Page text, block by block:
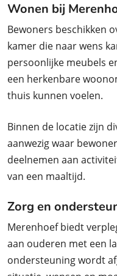
Wonen bij
Bewoners beschikken
kamer die naar wens
persoonlijke meubels
een herkenbare
thuis kunnen voelen.
Binnen de locatie zijn
aanwezig waar
deelnemen aan
van een maaltijd.
Zorg en
Merenhoef biedt
aan ouderen met een
ondersteuning wordt